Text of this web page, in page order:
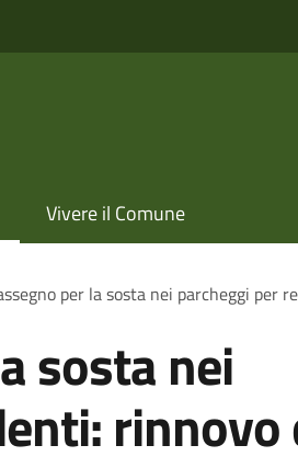
Vivere il Comune
per la sosta nei parcheggi per
sosta nei
rinnovo